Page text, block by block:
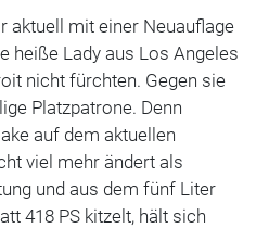
aktuell mit einer Neuauflage
heiße Lady aus Los Angeles
nicht fürchten. Gegen sie
Platzpatrone. Denn
auf dem aktuellen
viel mehr ändert als
und aus dem fünf Liter
418 PS kitzelt, hält sich